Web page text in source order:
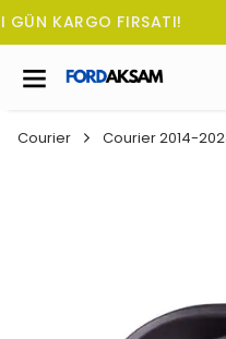
TÜM
Courier Courier 2014-